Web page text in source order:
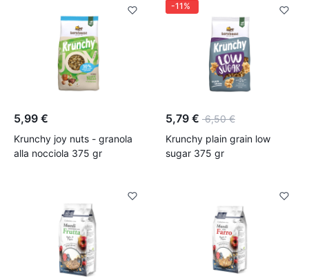
5,99 €
Krunchy joy nuts - granola
alla nocciola 375 gr
-30%
-11%
5,79 € 6,50 €
Krunchy plain grain low
sugar 375 gr